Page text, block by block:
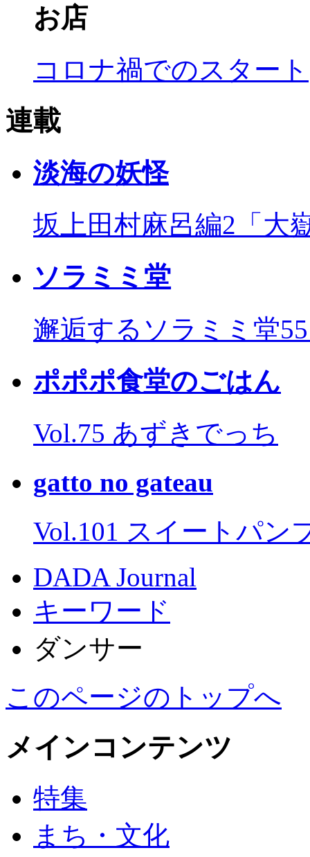
お店
コロナ禍でのスタート
連載
淡海の妖怪
坂上田村麻呂編2「大
ソラミミ堂
邂逅するソラミミ堂
ポポポ食堂のごはん
Vol.75 あずきでっち
gatto no gateau
Vol.101 スイートパン
DADA Journal
キーワード
ダンサー
このページのトップへ
メインコンテンツ
特集
まち・文化